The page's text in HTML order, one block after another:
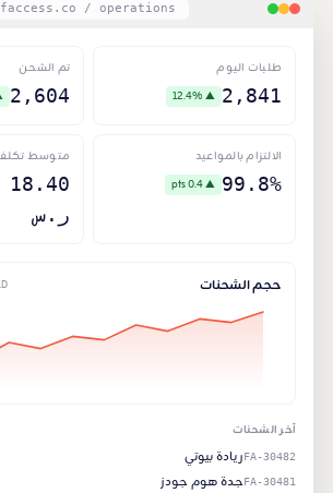
/ operations
طلبات اليوم
2,841
▲
12.4%
تم الشحن
2,604
الالتزام بالمواعيد
99.8%
▲
0.4 pts
متوسط
18.40
ر.س
حجم الشحنات
آخر الشحنات
FA-30482ريادة بيوتي
FA-30481جدة هوم جودز